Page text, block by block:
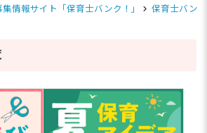
情報サイト「保育士バンク！」 保育士バン